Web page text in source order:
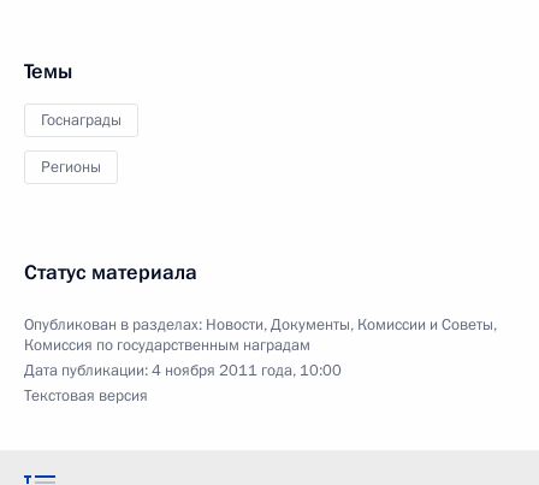
Темы
Госнаграды
Регионы
Статус материала
Опубликован в разделах: Новости,Документы, Комиссии и Советы,
Комиссия по государственным наградам
Дата публикации:4 ноября 2011 года, 10:00
Текстовая версия